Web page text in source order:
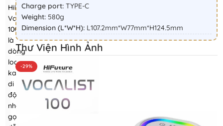
HiFuture
Vocalist
100
là
dòng
loa
karaoke
di
động
nhỏ
gọn
Charge port: TYPE-C
Weight: 580g
Dimension (L*W*H): L107.2mm*W77mm*H124.5mm
Thư Viện Hình Ảnh
-29%